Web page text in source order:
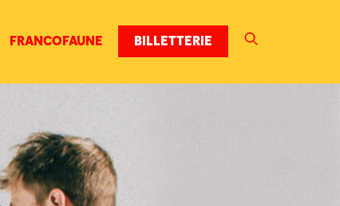
FRANCOFAUNE BILLETTERIE